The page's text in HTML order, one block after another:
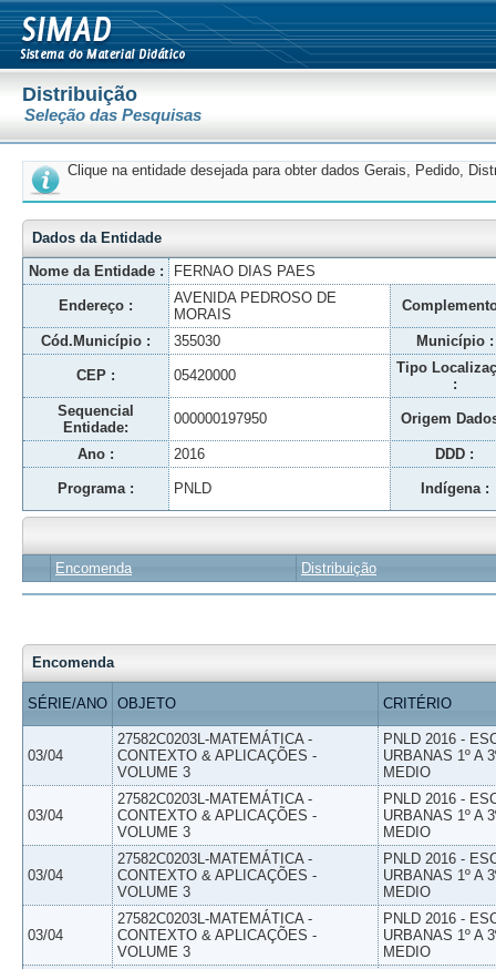
Distribuição
Seleção das Pesquisas
Clique na entidade desejada para obter dados Gerais, Pedido,
Dados da Entidade
Nome da Entidade :
FERNAO DIAS PAES
Endereço :
AVENIDA PEDROSO DE
MORAIS
Cód.Município : 355030 Município :
CEP : 05420000
Tipo
:
Sequencial
Entidade:
000000197950 Origem
Ano : 2016 DDD :
Programa : PNLD Indígena :
Encomenda Distribuição
Encomenda
SÉRIE/ANO OBJETO CRITÉRIO
03/04
27582C0203L-MATEMÁTICA -
CONTEXTO & APLICAÇÕES -
VOLUME 3
PNLD 2016 -
URBANAS 1º A
MEDIO
03/04
27582C0203L-MATEMÁTICA -
CONTEXTO & APLICAÇÕES -
VOLUME 3
PNLD 2016 -
URBANAS 1º A
MEDIO
03/04
27582C0203L-MATEMÁTICA -
CONTEXTO & APLICAÇÕES -
VOLUME 3
PNLD 2016 -
URBANAS 1º A
MEDIO
03/04
27582C0203L-MATEMÁTICA -
CONTEXTO & APLICAÇÕES -
VOLUME 3
PNLD 2016 -
URBANAS 1º A
MEDIO